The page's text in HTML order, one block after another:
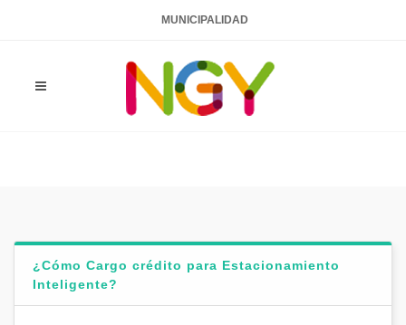
MUNICIPALIDAD
¿Cómo Cargo crédito para Estacionamiento
Inteligente?